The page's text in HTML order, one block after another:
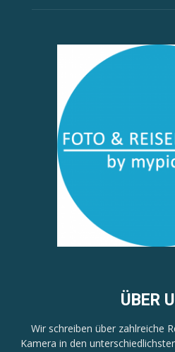
ÜBER
Wir schreiben über zahlreiche
Kamera in den